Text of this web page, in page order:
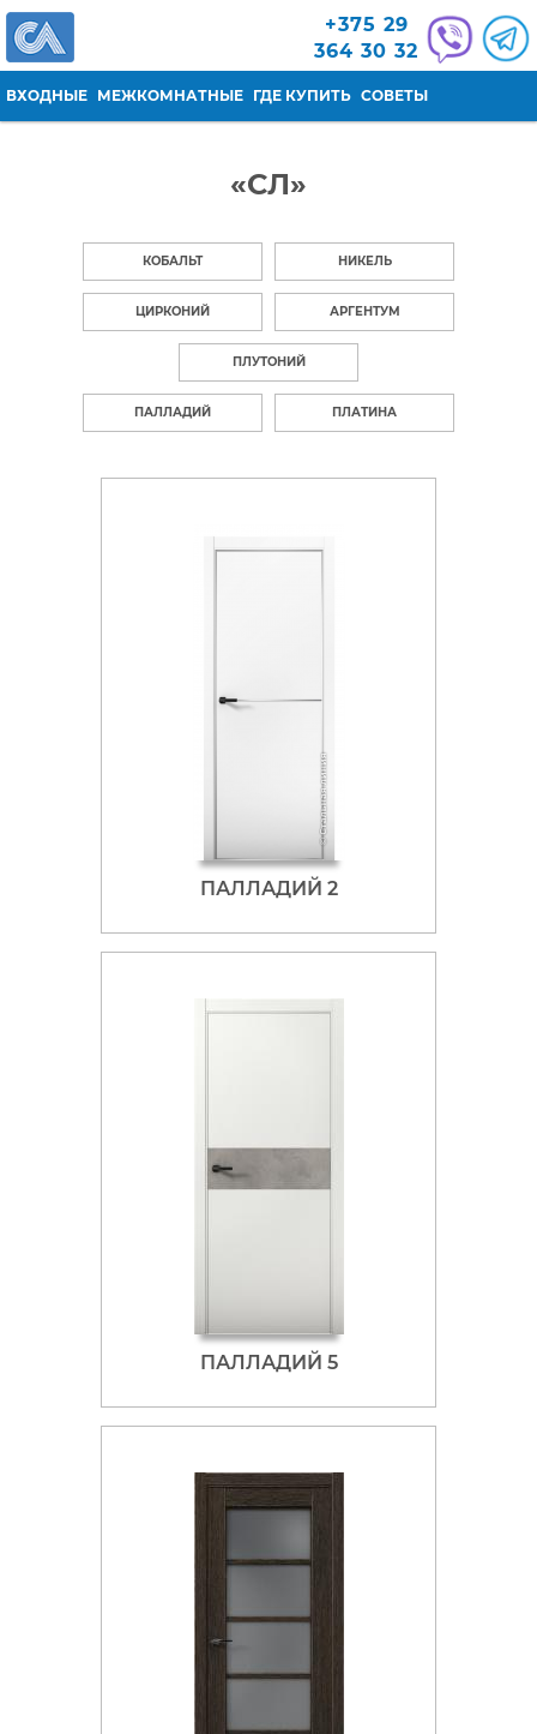
Перейти к основному содержанию+375 29
364 30 32
ВХОДНЫЕ МЕЖКОМНАТНЫЕ ГДЕ КУПИТЬ СОВЕТЫ
«СЛ»
КОБАЛЬТ НИКЕЛЬ
ЦИРКОНИЙ АРГЕНТУМ
ПЛУТОНИЙ
ПАЛЛАДИЙ ПЛАТИНА
ПАЛЛАДИЙ 2
ПАЛЛАДИЙ 5